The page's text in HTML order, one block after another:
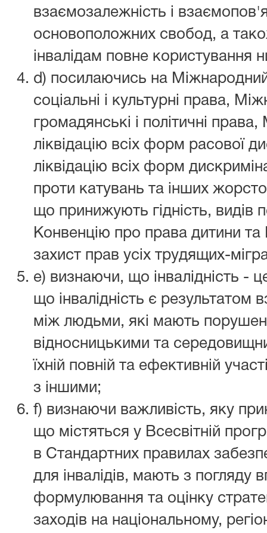
взаємозалежність і
основоположних свобод, а
інвалідам повне користування
d) посилаючись на
соціальні і культурні права,
громадянські і політичні
ліквідацію всіх форм расової
ліквідацію всіх форм
проти катувань та інших
що принижують гідність, видів
Конвенцію про права дитини
захист прав усіх трудящих-
e) визнаючи, що інвалідність -
що інвалідність є результатом
між людьми, які мають
відносницькими та
їхній повній та ефективній
з іншими;
f) визнаючи важливість, яку
що містяться у Всесвітній
в Стандартних правилах
для інвалідів, мають з погляду
формулювання та оцінку
заходів на національному,